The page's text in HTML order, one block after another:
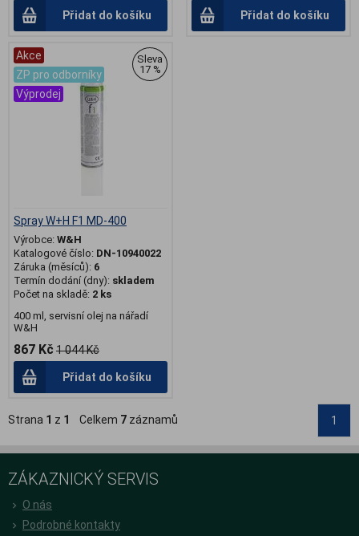
Přidat do košíku Přidat do košíku
Akce
ZP pro odborníky
Výprodej
Sleva
17 %
Spray W+H F1 MD-400
Výrobce: W&H
Katalogové číslo: DN-10940022
Záruka (měsíců): 6
Termín dodání (dny): skladem
Počet na skladě: 2 ks
400 ml, servisní olej na nářadí
W&H
867 Kč 1 044 Kč
Přidat do košíku
Strana 1 z 1 Celkem 7 záznamů 1
ZÁKAZNICKÝ SERVIS
O nás
Podrobné kontakty